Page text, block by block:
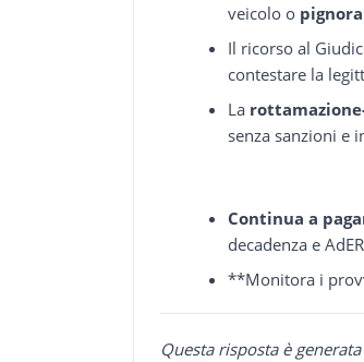
veicolo o
Il ricorso al
contestare la
La
senza sanzioni e
Continua a
decadenza e
**Monitora i
Questa risposta è